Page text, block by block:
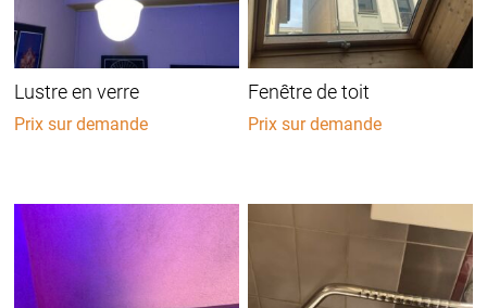
Lustre en verre
Prix sur demande
Fenêtre de toit
Prix sur demande